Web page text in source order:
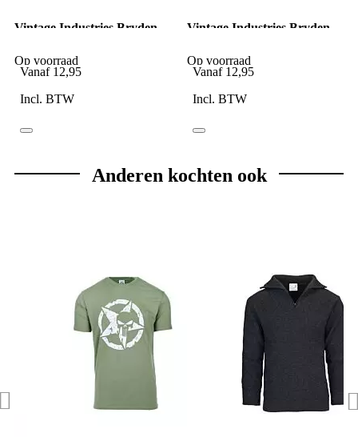
Vintage Industries Bryden
Op voorraad
Vanaf 12,95
Incl. BTW
Vintage Industries Bryden
Op voorraad
Vanaf 12,95
Incl. BTW
Anderen kochten ook